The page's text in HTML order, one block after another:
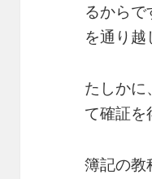
るから
を通り
たしかに
て確証を
簿記の教